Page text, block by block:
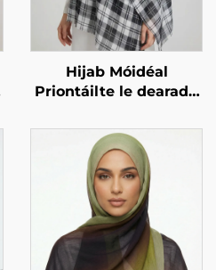
Hijab Móidéal
Priontáilte le dearadh
bán